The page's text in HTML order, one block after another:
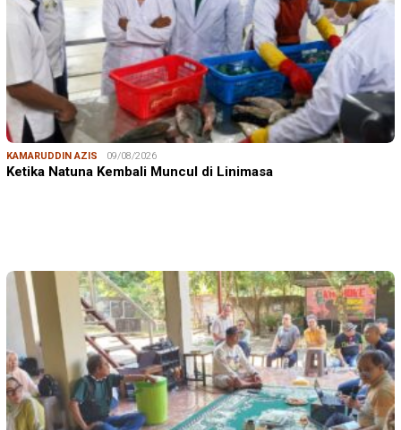
KAMARUDDIN AZIS 09/08/2026
Ketika Natuna Kembali Muncul di Linimasa